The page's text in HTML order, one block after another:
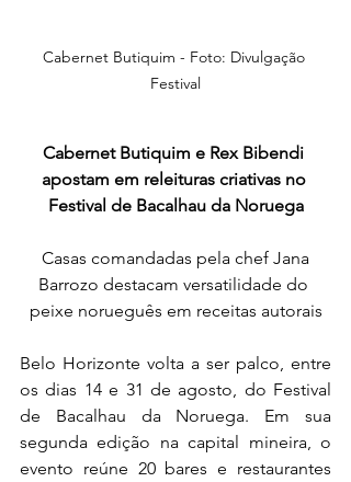
Cabernet Butiquim - Foto: Divulgação
Festival
Cabernet Butiquim e Rex Bibendi
apostam em releituras criativas no
Festival de Bacalhau da Noruega
Barrozo destacam versatilidade do
peixe norueguês em receitas autorais
Belo Horizonte volta a ser palco, entre
os dias 14 e 31 de agosto, do Festival
de Bacalhau da Noruega. Em sua
segunda edição na capital mineira, o
evento reúne 20 bares e restaurantes